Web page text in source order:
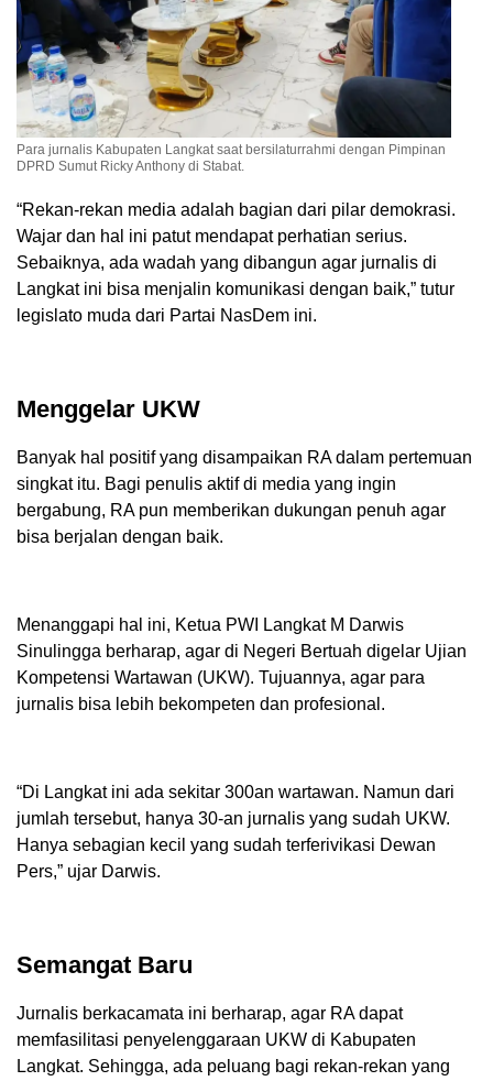
Para jurnalis Kabupaten Langkat saat bersilaturrahmi dengan Pimpinan
DPRD Sumut Ricky Anthony di Stabat.
“Rekan-rekan media adalah bagian dari pilar demokrasi.
Wajar dan hal ini patut mendapat perhatian serius.
Sebaiknya, ada wadah yang dibangun agar jurnalis di
Langkat ini bisa menjalin komunikasi dengan baik,” tutur
legislato muda dari Partai NasDem ini.
Menggelar UKW
Banyak hal positif yang disampaikan RA dalam pertemuan
singkat itu. Bagi penulis aktif di media yang ingin
bergabung, RA pun memberikan dukungan penuh agar
bisa berjalan dengan baik.
Menanggapi hal ini, Ketua PWI Langkat M Darwis
Sinulingga berharap, agar di Negeri Bertuah digelar Ujian
Kompetensi Wartawan (UKW). Tujuannya, agar para
jurnalis bisa lebih bekompeten dan profesional.
“Di Langkat ini ada sekitar 300an wartawan. Namun dari
jumlah tersebut, hanya 30-an jurnalis yang sudah UKW.
Hanya sebagian kecil yang sudah terferivikasi Dewan
Pers,” ujar Darwis.
Semangat Baru
Jurnalis berkacamata ini berharap, agar RA dapat
memfasilitasi penyelenggaraan UKW di Kabupaten
Langkat. Sehingga, ada peluang bagi rekan-rekan yang